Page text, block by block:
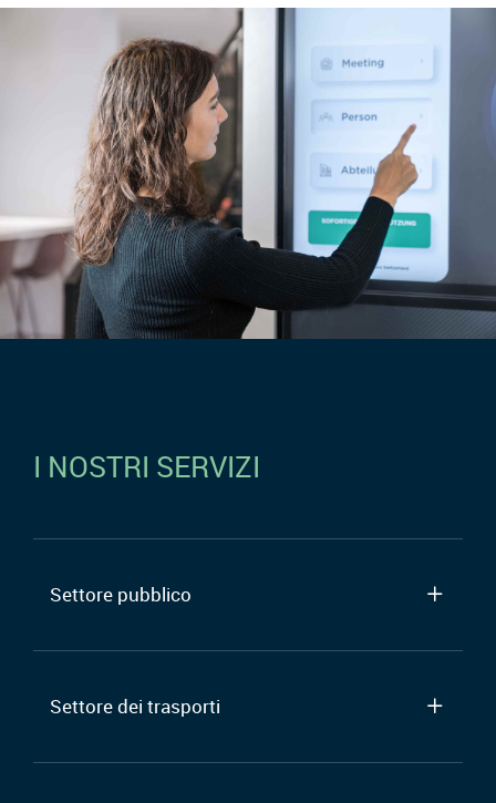
I NOSTRI SERVIZI
Settore pubblico
Settore dei trasporti